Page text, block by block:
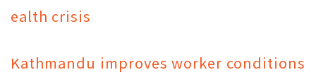
ealth crisis
Kathmandu improves worker conditions